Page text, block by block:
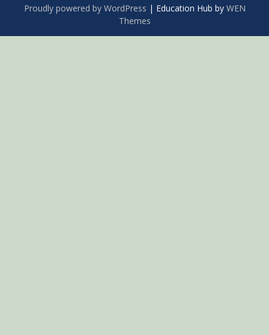
Proudly powered by WordPress | Education Hub by WEN
Themes